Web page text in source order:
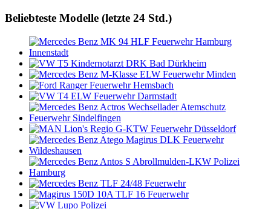
Beliebteste Modelle (letzte 24 Std.)